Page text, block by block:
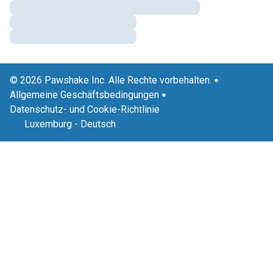
© 2026 Pawshake Inc. Alle Rechte vorbehalten.
Allgemeine Geschäftsbedingungen
Datenschutz- und Cookie-Richtlinie
Luxemburg - Deutsch